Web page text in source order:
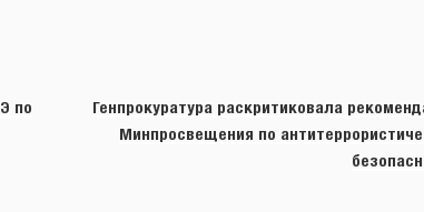
по
Генпрокуратура раскритиковала
Минпросвещения по